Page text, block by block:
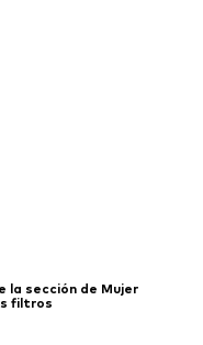
sección de Mujer
filtros